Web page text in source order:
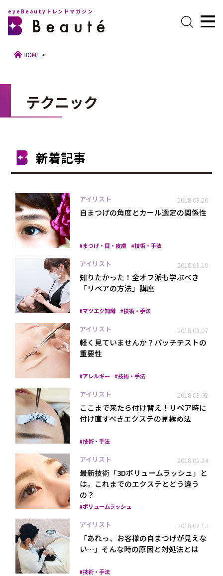
プライバシーポリシー
eyeBeautyトレンドマガジン
HOME >
テクニック
新着記事
アイリスト 2018.03.20
自まつげの角度とカール選定の関係性
まつげ・目・皮膚 技術・手法
アイリスト 2018.03.10
知りたかった！全オフ派も学ぶべき
「リペアの方法」講座
マツエク知識 技術・手法
アイリスト 2018.03.07
軽く見ていませんか？パッチテストの
重要性
アレルギー 技術・手法
アイリスト 2018.03.02
ここまで来たら付け替え！リペア時に
付け直すべきエクステの見極め法
技術・手法
アイリスト 2018.02.24
最新技術「3Dボリュームラッシュ」と
は。これまでのエクステとどう違う
の？
ボリュームラッシュ
アイリスト 2018.02.13
「あれっ、お客様の自まつげが見えな
い…」そんな時の原因と対処法とは
技術・手法